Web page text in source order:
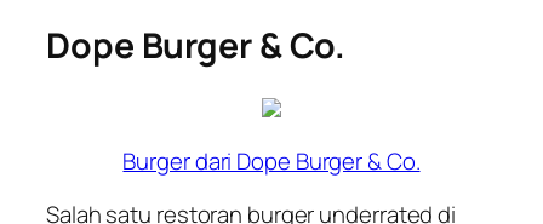
Dope Burger & Co.
Burger dari Dope Burger & Co.
Salah satu restoran burgerunderrateddi